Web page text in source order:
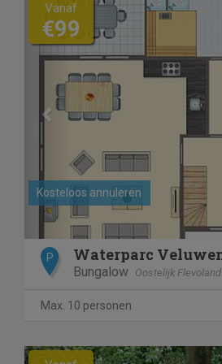
Kosteloos annuleren
Vanaf
€99
P
Bungalow Oostelijk Flevoland
Max. 10 personen
Previous